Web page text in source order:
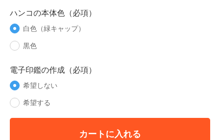
ハンコの本体色（必項）
白色（緑キャップ）
黒色
電子印鑑の作成（必項）
希望しない
希望する
カートに入れる